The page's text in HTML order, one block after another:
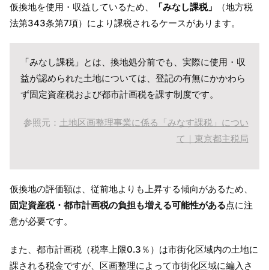
仮換地を使用・収益しているため、
「みなし課税」
（地方税
法第343条第7項）により課税されるケースがあります。
「みなし課税」とは、換地処分前でも、実際に使用・収
益が認められた土地については、登記の有無にかかわら
ず固定資産税および都市計画税を課す制度です。
参照元： 土地区画整理事業に係る「みなす課税」につい
て｜東京都主税局
仮換地の評価額は、従前地よりも上昇する傾向があるため、
固定資産税・都市計画税の負担も増える可能性がある点に注
意が必要です。
また、都市計画税（税率上限0.3％）は市街化区域内の土地に
課される税金ですが、区画整理によって市街化区域に編入さ